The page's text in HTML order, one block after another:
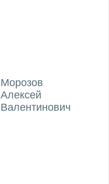
Морозов
Алексей
Валентинович